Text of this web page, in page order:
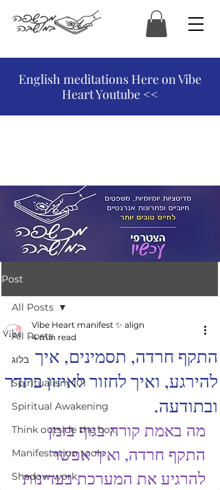
המכשפה במושבה
English meditations Here on Vibe
Heart Youtube <<
Post
All Posts
בלוג
Spiritualism 101
Spiritual Awakening
Think outside the box
Manifestation tools
Shadow work
All Posts
התקף חרדה, תסמינים, איך
להירגע, ואיך לחזור לאיזון בתדר
ובתודעה.
Vibe Heart manifest ✨️ align
4 min read
מה באמת קורה בגוף בזמן
התקף חרדה, ואיך אפשר
להרגיע את המערכת בעדינות